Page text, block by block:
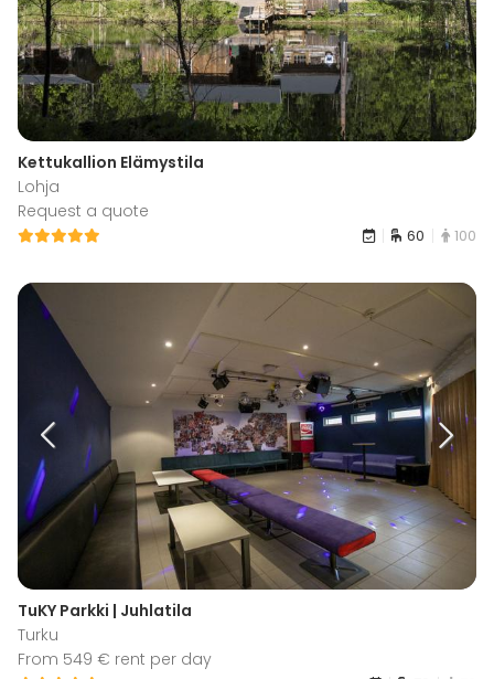
Kettukallion Elämystila
Lohja
Request a quote
60 100
TuKY Parkki | Juhlatila
Turku
From 549 € rent per day